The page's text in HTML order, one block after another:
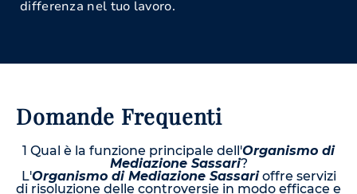
differenza nel tuo lavoro.
Domande Frequenti
1 Qual è la funzione principale dell'Organismo di
Mediazione Sassari?
L'Organismo di Mediazione Sassarioffre servizi
di risoluzione delle controversie in modo efficace e